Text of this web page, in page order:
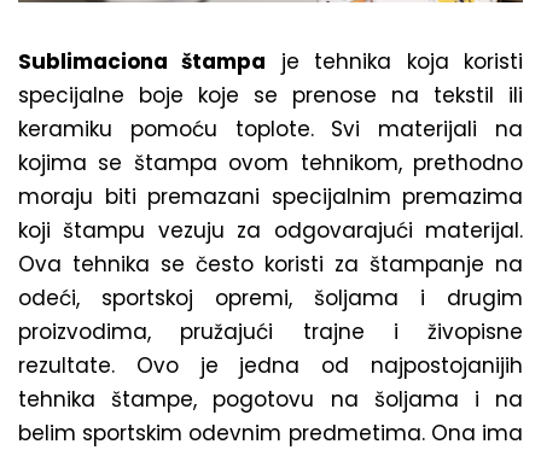
Sublimaciona štampa je tehnika koja koristi
specijalne boje koje se prenose na tekstil ili
keramiku pomoću toplote. Svi materijali na
kojima se štampa ovom tehnikom, prethodno
moraju biti premazani specijalnim premazima
koji štampu vezuju za odgovarajući materijal.
Ova tehnika se često koristi za štampanje na
odeći, sportskoj opremi, šoljama i drugim
proizvodima, pružajući trajne i živopisne
rezultate. Ovo je jedna od najpostojanijih
tehnika štampe, pogotovu na šoljama i na
belim sportskim odevnim predmetima. Ona ima